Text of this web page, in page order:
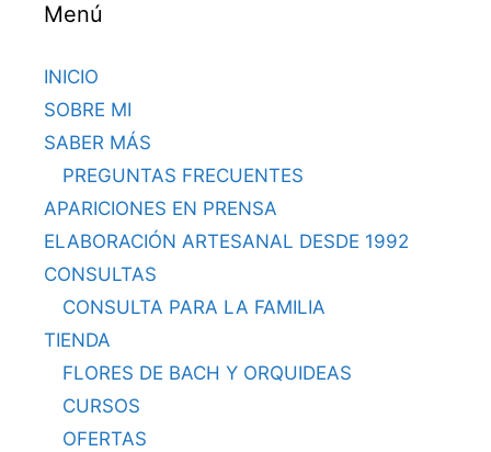
Menú
INICIO
SOBRE MI
SABER MÁS
PREGUNTAS FRECUENTES
APARICIONES EN PRENSA
ELABORACIÓN ARTESANAL DESDE 1992
CONSULTAS
CONSULTA PARA LA FAMILIA
TIENDA
FLORES DE BACH Y ORQUIDEAS
CURSOS
OFERTAS